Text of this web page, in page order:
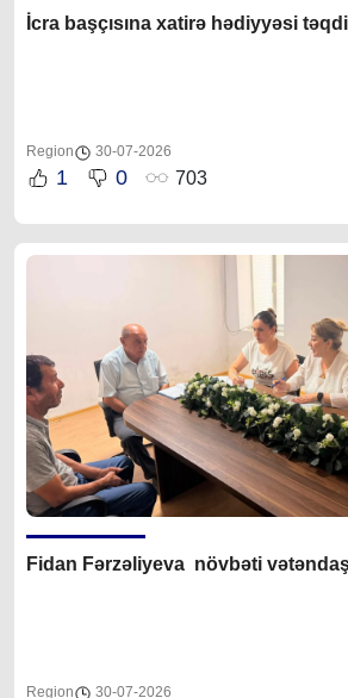
İcra başçısına xatirə hədiyyəsi
Region 30-07-2026
1 0 703
Fidan Fərzəliyeva növbəti
Region 30-07-2026